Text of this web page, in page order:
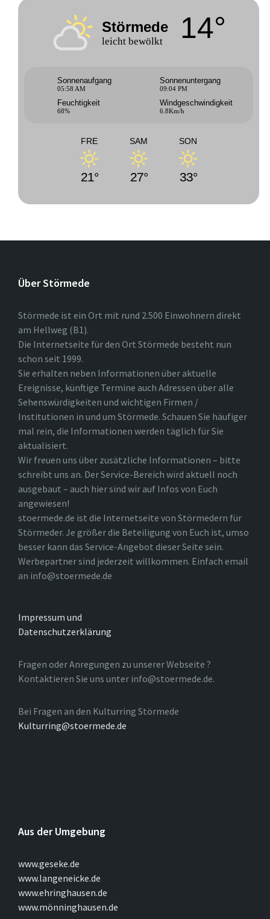
Störmede
leicht bewölkt 14°
Sonnenaufgang
05:58 AM
Sonnenuntergang
09:04 PM
Feuchtigkeit
68%
Windgeschwindigkeit
6.8Km/h
FRE
21°
SAM
27°
SON
33°
Über Störmede
Störmede ist ein Ort mit rund 2.500 Einwohnern direkt
am Hellweg (B1).
Die Internetseite für den Ort Störmede besteht nun
schon seit 1999.
Sie erhalten neben Informationen über aktuelle
Ereignisse, künftige Termine auch Adressen über alle
Sehenswürdigkeiten und wichtigen Firmen /
Institutionen in und um Störmede. Schauen Sie häufiger
mal rein, die Informationen werden täglich für Sie
aktualisiert.
Wir freuen uns über zusätzliche Informationen – bitte
schreibt uns an. Der Service-Bereich wird aktuell noch
ausgebaut – auch hier sind wir auf Infos von Euch
angewiesen!
stoermede.de ist die Internetseite von Störmedern für
Störmeder. Je größer die Beteiligung von Euch ist, umso
besser kann das Service-Angebot dieser Seite sein.
Werbepartner sind jederzeit willkommen. Einfach email
an info@stoermede.de
Impressum und
Datenschutzerklärung
Fragen oder Anregungen zu unserer Webseite ?
Kontaktieren Sie uns unter info@stoermede.de.
Bei Fragen an den Kulturring Störmede
Kulturring@stoermede.de
Aus der Umgebung
www.geseke.de
www.langeneicke.de
www.ehringhausen.de
www.mönninghausen.de